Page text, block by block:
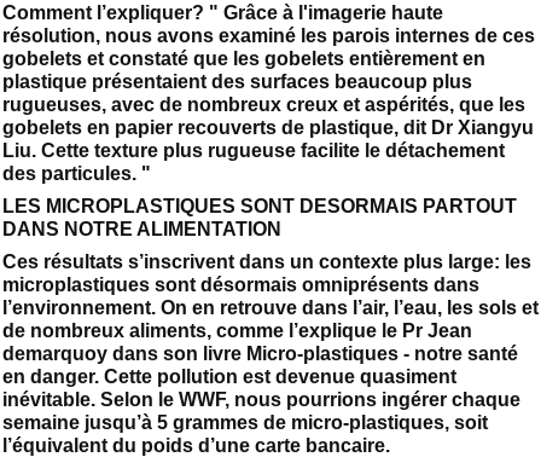
Comment l’expliquer? " Grâce à l'imagerie haute
résolution, nous avons examiné les parois internes de ces
gobelets et constaté que les gobelets entièrement en
plastique présentaient des surfaces beaucoup plus
rugueuses, avec de nombreux creux et aspérités, que les
gobelets en papier recouverts de plastique, dit Dr Xiangyu
Liu. Cette texture plus rugueuse facilite le détachement
des particules. "
LES MICROPLASTIQUES SONT DESORMAIS PARTOUT
DANS NOTRE ALIMENTATION
Ces résultats s’inscrivent dans un contexte plus large: les
microplastiques sont désormais omniprésents dans
l’environnement. On en retrouve dans l’air, l’eau, les sols et
de nombreux aliments, comme l’explique le Pr Jean
demarquoy dans son livre Micro-plastiques - notre santé
en danger. Cette pollution est devenue quasiment
inévitable. Selon le WWF, nous pourrions ingérer chaque
semaine jusqu’à 5 grammes de micro-plastiques, soit
l’équivalent du poids d’une carte bancaire.